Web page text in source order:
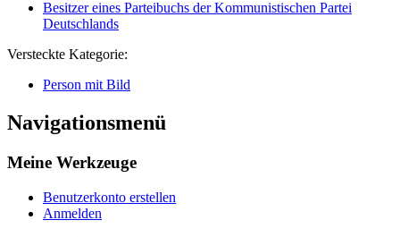
Besitzer eines Parteibuchs der Kommunistischen Partei
Deutschlands
Versteckte Kategorie:
Person mit Bild
Navigationsmenü
Meine Werkzeuge
Benutzerkonto erstellen
Anmelden